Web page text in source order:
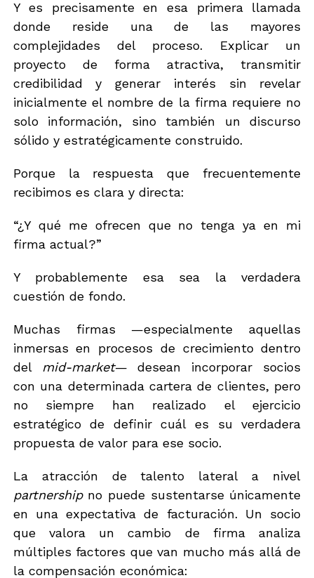
c
Y es precisamente en esa primera llamada
donde reside una de las mayores
complejidades del proceso. Explicar un
proyecto de forma atractiva, transmitir
credibilidad y generar interés sin revelar
inicialmente el nombre de la firma requiere no
solo información, sino también un discurso
sólido y estratégicamente construido.
Porque la respuesta que frecuentemente
recibimos es clara y directa:
“¿Y qué me ofrecen que no tenga ya en mi
firma actual?”
Y probablemente esa sea la verdadera
cuestión de fondo.
Muchas firmas —especialmente aquellas
inmersas en procesos de crecimiento dentro
del
mid-market— desean incorporar socios
con una determinada cartera de clientes, pero
no siempre han realizado el ejercicio
estratégico de definir cuál es su verdadera
propuesta de valor para ese socio.
La atracción de talento lateral a nivel
partnershipno puede sustentarse únicamente
en una expectativa de facturación. Un socio
que valora un cambio de firma analiza
múltiples factores que van mucho más allá de
la compensación económica: